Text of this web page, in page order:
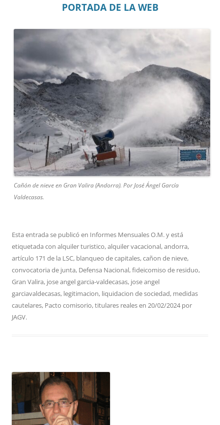
PORTADA DE LA WEB
Cañón de nieve en Gran Valira (Andorra). Por José Ángel García
Valdecasas.
Esta entrada se publicó en Informes Mensuales O.M.y está
etiquetada con alquiler turistico,alquiler vacacional,andorra,
artículo 171 de la LSC, blanqueo de capitales,cañon de nieve,
convocatoria de junta, Defensa Nacional,fideicomiso de residuo,
Gran Valira, jose angel garcia-valdecasas, jose angel
garciavaldecasas, legitimacion, liquidacion de sociedad, medidas
cautelares, Pacto comisorio,titulares realesen 20/02/2024por
JAGV.